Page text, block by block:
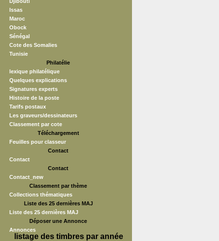
Issas
Maroc
Obock
Sénégal
Cote des Somalies
Tunisie
Philatélie
lexique philatélique
Quelques explications
Signatures experts
Histoire de la poste
Tarifs postaux
Les graveurs/dessinateurs
Classement par cote
Téléchargement
Feuilles pour classeur
Contact
Contact
Contact
Contact_new
Classement par thème
Collections thématiques
Liste des 25 dernières MAJ
Liste des 25 dernières MAJ
Déposer une Annonce
Annonces
listage des timbres par année